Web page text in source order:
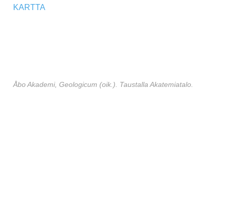
KARTTA
Åbo Akademi, Geologicum (oik.). Taustalla Akatemiatalo.